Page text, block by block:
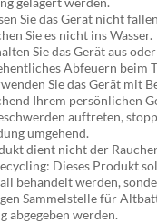
Sie das Gerät nicht
Sie es nicht ins Wasser.
Sie das Gerät aus
Abfeuern beim
Sie das Gerät mit
Ihrem persönlichen
auftreten,
umgehend.
dient nicht der
Dieses Produkt
behandelt werden,
Sammelstelle für
abgegeben werden.